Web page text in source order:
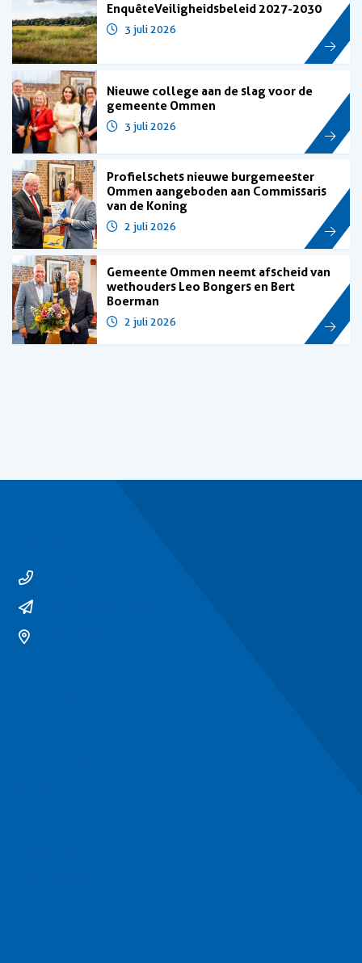
Enquête Veiligheidsbeleid 2027-2030
3 juli 2026
Nieuwe college aan de slag voor de
gemeente Ommen
3 juli 2026
Profielschets nieuwe burgemeester
Ommen aangeboden aan Commissaris
van de Koning
2 juli 2026
Gemeente Ommen neemt afscheid van
wethouders Leo Bongers en Bert
Boerman
2 juli 2026